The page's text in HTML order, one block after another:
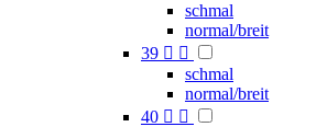
schmal
normal/breit
39  
schmal
normal/breit
40  